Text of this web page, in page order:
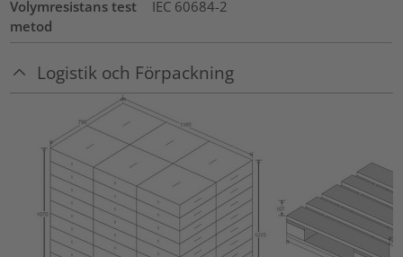
Volymresistans test
metod
IEC 60684-2
Logistik och Förpackning